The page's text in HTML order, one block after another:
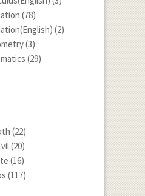
(78)
(2)
(3)
(29)
(22)
(20)
(16)
(117)